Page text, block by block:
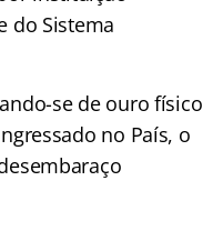
do Sistema
se de ouro físico
no País, o